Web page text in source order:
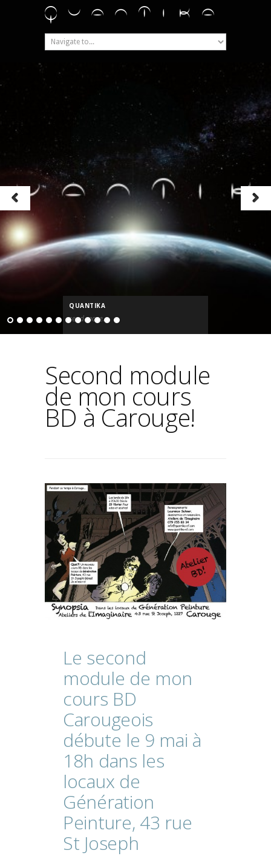
QUANTIKA
read more...
Second module
de mon cours
BD à Carouge!
Le second
module de mon
cours BD
Carougeois
débute le 9 mai à
18h dans les
locaux de
Génération
Peinture, 43 rue
St Joseph